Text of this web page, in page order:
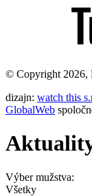
© Copyright 2026,
dizajn: watch this
GlobalWeb
Výber mužstva:
Všetky